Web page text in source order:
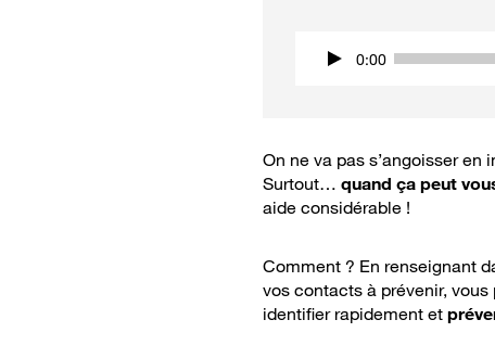
0:00
On ne va pas s’angoisser
Surtout… quand ça peut
aide considérable !
Comment ? En renseignant
vos contacts à prévenir,
identifier rapidement et